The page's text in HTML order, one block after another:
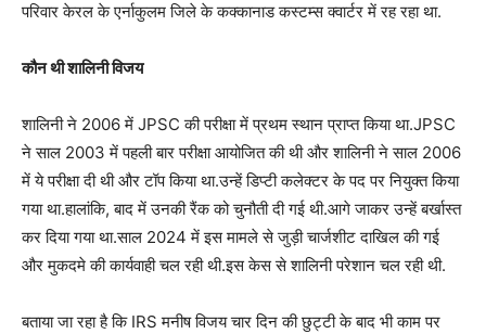
परिवार केरल के एर्नाकुलम जिले के कक्कानाड कस्टम्स क्वार्टर में रह रहा था.
कौन थी शालिनी विजय
शालिनी ने 2006 में JPSC की परीक्षा में प्रथम स्थान प्राप्त किया था.JPSC
ने साल 2003 में पहली बार परीक्षा आयोजित की थी और शालिनी ने साल 2006
में ये परीक्षा दी थी और टॉप किया था.उन्हें डिप्टी कलेक्टर के पद पर नियुक्त किया
गया था.हालांकि, बाद में उनकी रैंक को चुनौती दी गई थी.आगे जाकर उन्हें बर्खास्त
कर दिया गया था.साल 2024 में इस मामले से जुड़ी चार्जशीट दाखिल की गई
और मुकदमे की कार्यवाही चल रही थी.इस केस से शालिनी परेशान चल रही थी.
बताया जा रहा है कि IRS मनीष विजय चार दिन की छुट्टी के बाद भी काम पर